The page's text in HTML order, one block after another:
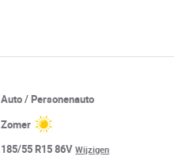
Auto / Personenauto
Zomer
185/55 R15 86VWijzigen